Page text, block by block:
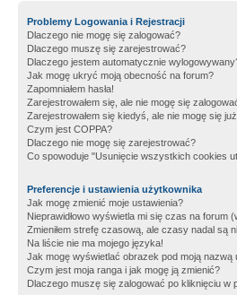
Problemy Logowania i Rejestracji
Dlaczego nie mogę się zalogować?
Dlaczego muszę się zarejestrować?
Dlaczego jestem automatycznie
Jak mogę ukryć moją obecność na forum?
Zapomniałem hasła!
Zarejestrowałem się, ale nie mogę się
Zarejestrowałem się kiedyś, ale nie mogę się
Czym jest COPPA?
Dlaczego nie mogę się zarejestrować?
Co spowoduje "Usunięcie wszystkich cookies
Preferencje i ustawienia użytkownika
Jak mogę zmienić moje ustawienia?
Nieprawidłowo wyświetla mi się czas na forum
Zmieniłem strefę czasową, ale czasy nadal są
Na liście nie ma mojego języka!
Jak mogę wyświetlać obrazek pod moją nazwą
Czym jest moja ranga i jak mogę ją zmienić?
Dlaczego muszę się zalogować po kliknięciu w